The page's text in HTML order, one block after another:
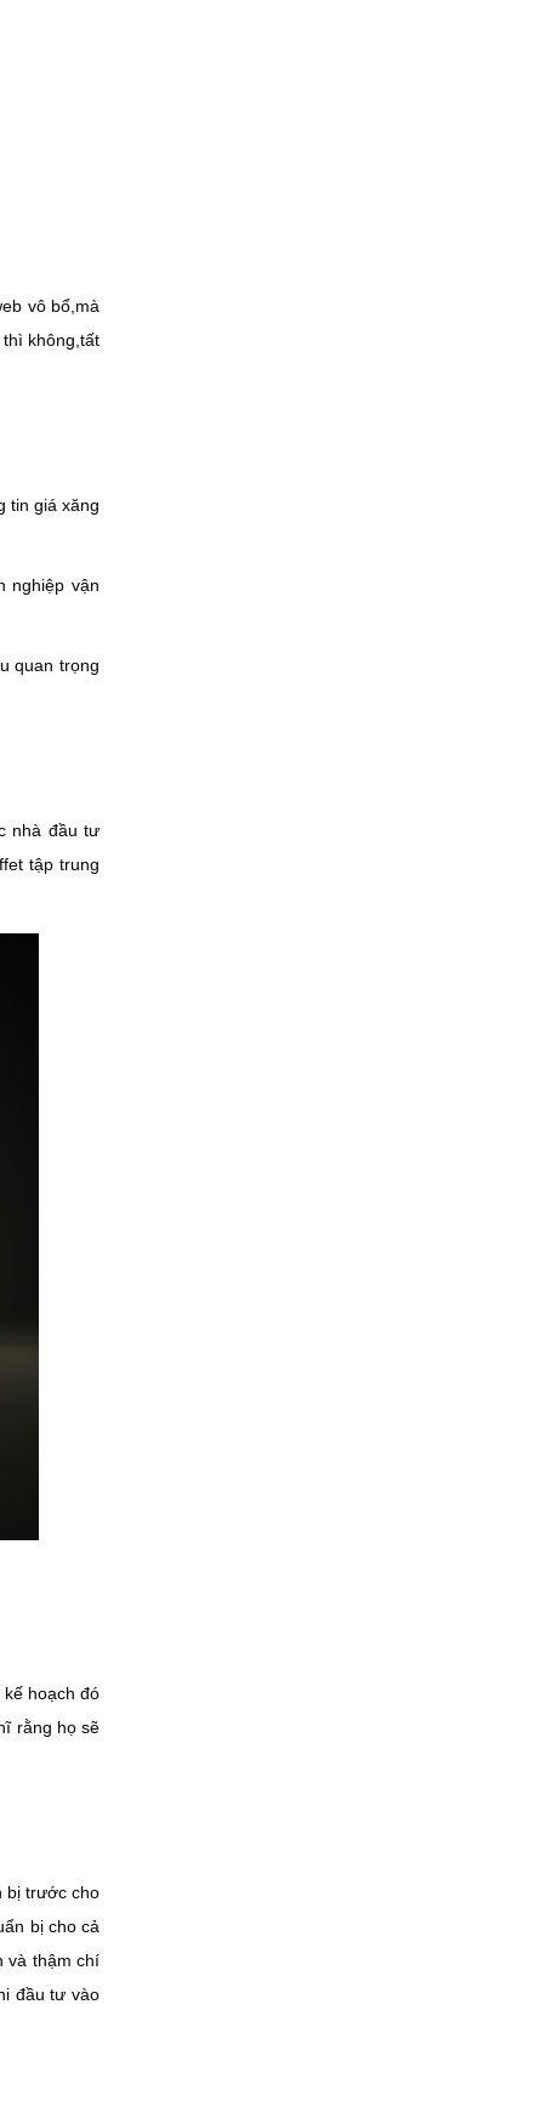
vô bổ,mà
không,tất
tin giá xăng
nghiệp vận
quan trọng
nhà đầu tư
tập trung
hoạch đó
rằng họ sẽ
bị trước cho
bị cho cả
và thậm chí
đầu tư vào